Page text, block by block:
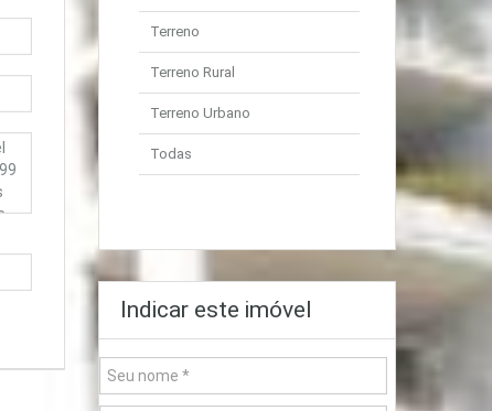
Terreno
Terreno Rural
Terreno Urbano
Todas
Indicar este imóvel